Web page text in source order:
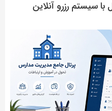
سیستم رزرو آنلاین